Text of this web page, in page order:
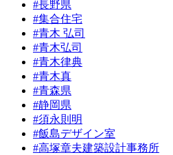
#長野県
#集合住宅
#青木 弘司
#青木弘司
#青木律典
#青木真
#青森県
#静岡県
#須永則明
#飯島デザイン室
#高塚章夫建築設計事務所